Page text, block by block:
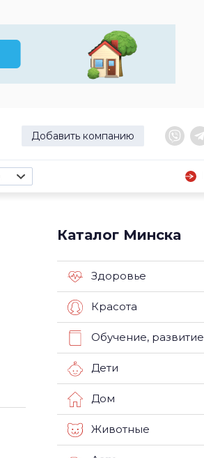
Добавить компанию
Каталог Минска
Здоровье
Красота
Обучение, развитие
Дети
Дом
Животные